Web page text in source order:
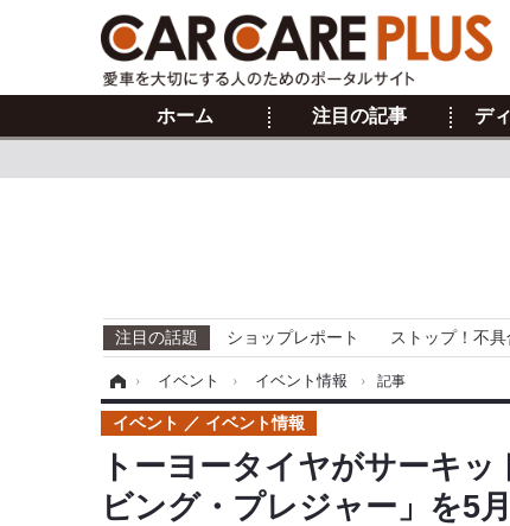
ホーム 注目の記事 デ
注目の話題 ショップレポート ストップ！不
› イベント › イベント情報 › 記事
トーヨータイヤがサーキ
ビング・プレジャー」を5
イベント イベント情報